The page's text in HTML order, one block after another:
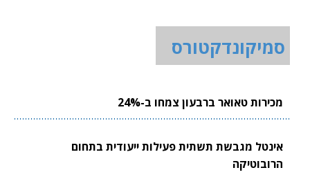
סמיקונדקטורס
מכירות טאואר ברבעון צמחו ב-24%
אינטל מגבשת תשתית פעילות ייעודית בתחום
הרובוטיקה